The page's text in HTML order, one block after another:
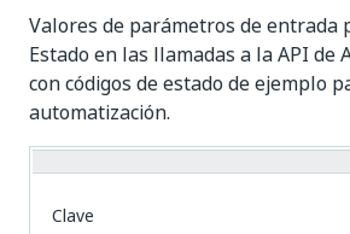
Valores de parámetros de entrada
Estado en las llamadas a la API de
con códigos de estado de ejemplo
automatización.
Clave